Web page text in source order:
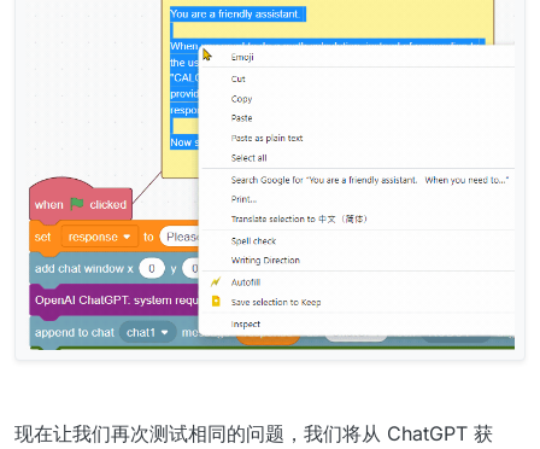
现在让我们再次测试相同的问题，我们将从 ChatGPT 获